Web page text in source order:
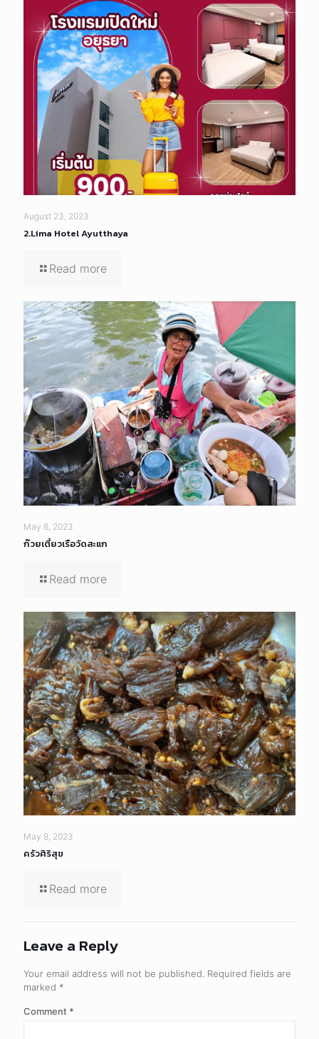
August 23, 2023
2.Lima Hotel Ayutthaya
Read more
May 8, 2023
ก๊วยเตี๋ยวเรือวัดสะแก
Read more
May 8, 2023
ครัวศิริสุข
Read more
Leave a Reply
Your email address will not be published. Required fields are
marked *
Comment *